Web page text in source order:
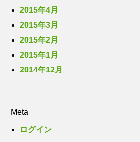
2015年4月
2015年3月
2015年2月
2015年1月
2014年12月
Meta
ログイン